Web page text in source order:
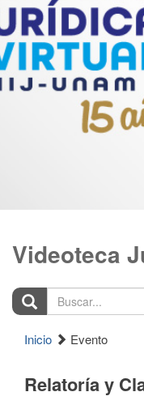
Videoteca
Buscar...
Inicio Evento
Relatoría y